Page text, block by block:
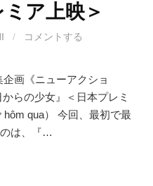
ア上映＞
/ コメントする
画《ニューアクショ
らの少女』＜日本プレミ
qua） 今回、最初で最
は、『…